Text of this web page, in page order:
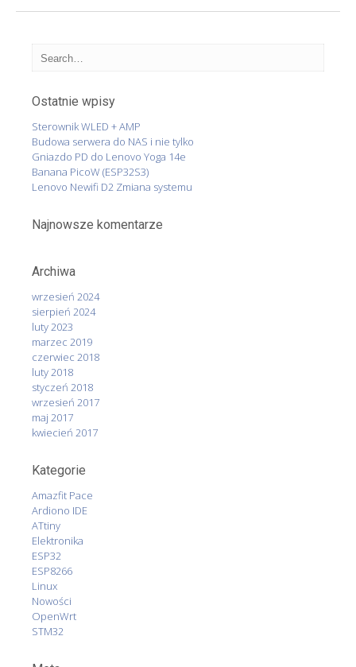
Ostatnie wpisy
Sterownik WLED + AMP
Budowa serwera do NAS i nie tylko
Gniazdo PD do Lenovo Yoga 14e
Banana PicoW (ESP32S3)
Lenovo Newifi D2 Zmiana systemu
Najnowsze komentarze
Archiwa
wrzesień 2024
sierpień 2024
luty 2023
marzec 2019
czerwiec 2018
luty 2018
styczeń 2018
wrzesień 2017
maj 2017
kwiecień 2017
Kategorie
Amazfit Pace
Ardiono IDE
ATtiny
Elektronika
ESP32
ESP8266
Linux
Nowości
OpenWrt
STM32